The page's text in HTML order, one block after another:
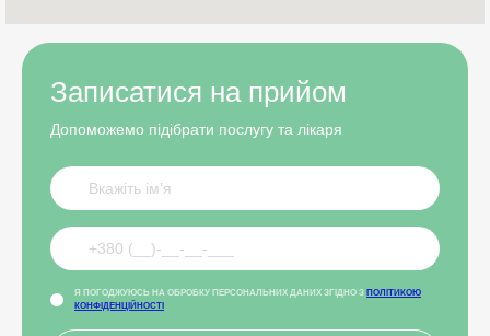
Записатися на прийом
Допоможемо підібрати послугу та лікаря
Я ПОГОДЖУЮСЬ НА ОБРОБКУ ПЕРСОНАЛЬНИХ ДАНИХ ЗГІДНО З ПОЛІТИКОЮ
КОНФІДЕНЦІЙНОСТІ